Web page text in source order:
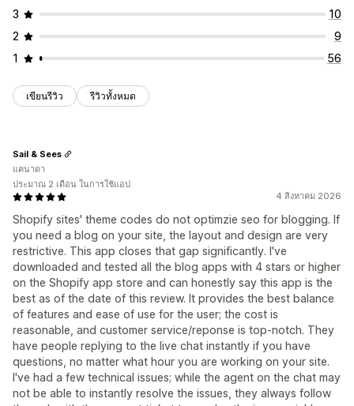
3
10
2
9
1
56
เขียนรีวิว รีวิวทั้งหมด
4 สิงหาคม 2026
Shopify sites' theme codes do not optimzie seo for blogging. If
you need a blog on your site, the layout and design are very
restrictive. This app closes that gap significantly. I've
downloaded and tested all the blog apps with 4 stars or higher
on the Shopify app store and can honestly say this app is the
best as of the date of this review. It provides the best balance
of features and ease of use for the user; the cost is
reasonable, and customer service/reponse is top-notch. They
have people replying to the live chat instantly if you have
questions, no matter what hour you are working on your site.
I've had a few technical issues; while the agent on the chat may
not be able to instantly resolve the issues, they always follow
Sail & Sees
แคนาดา
ประมาณ 2 เดือน ในการใช้แอป